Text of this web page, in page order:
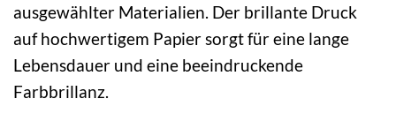
ausgewählter Materialien. Der brillante Druck
auf hochwertigem Papier sorgt für eine lange
Lebensdauer und eine beeindruckende
Farbbrillanz.